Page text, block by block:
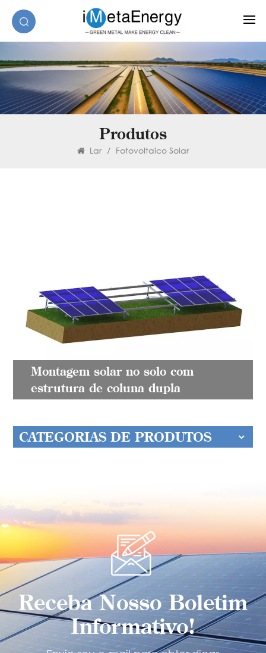
Produtos
Lar / Fotovoltaico Solar
Montagem solar no solo com
estrutura de coluna dupla
CATEGORIAS DE PRODUTOS
Receba Nosso Boletim
Informativo!